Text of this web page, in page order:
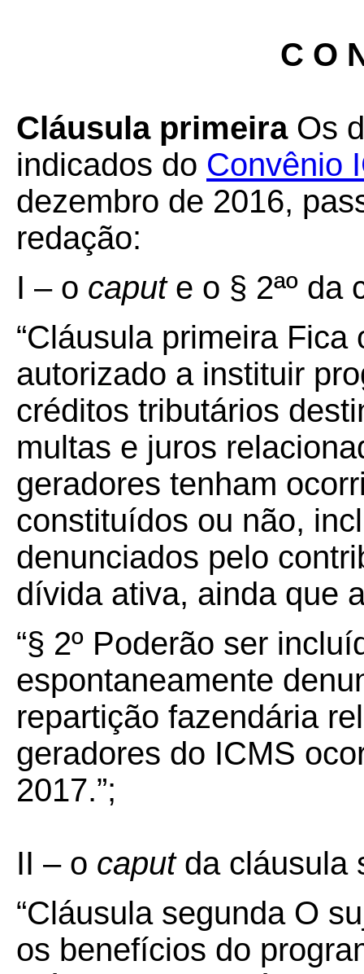
C O
Cláusula primeira Os
indicados do Convênio
dezembro de 2016,
redação:
I – o capute o § 2ªº da
“Cláusula primeira
autorizado a instituir
créditos tributários
multas e juros
geradores tenham
constituídos ou não,
denunciados pelo
dívida ativa, ainda que
“§ 2º Poderão ser
espontaneamente
repartição fazendária
geradores do ICMS
2017.”;
II – o caput da cláusula
“Cláusula segunda O
os benefícios do